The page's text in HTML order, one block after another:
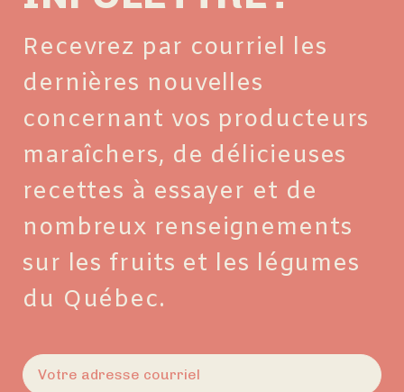
Recevrez par courriel les
dernières nouvelles
concernant vos producteurs
maraîchers, de délicieuses
recettes à essayer et de
nombreux renseignements
sur les fruits et les légumes
du Québec.
E-
mail(Nécessaire)